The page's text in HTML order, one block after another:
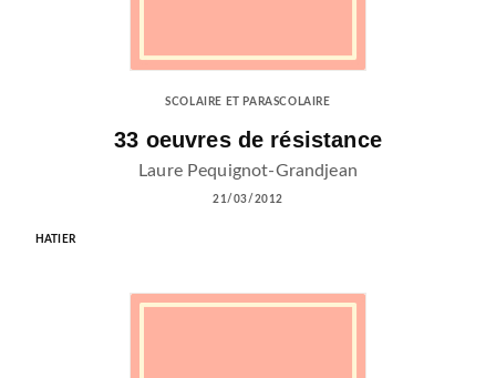
SCOLAIRE ET PARASCOLAIRE
33 oeuvres de résistance
Laure Pequignot-Grandjean
21/03/2012
HATIER